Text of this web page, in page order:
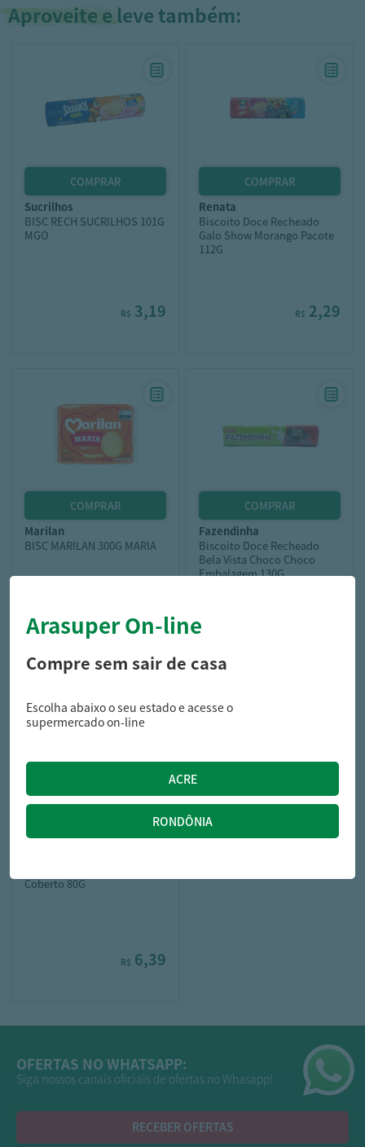
Aproveite e leve também:
sucrilhos
BISC RECH SUCRILHOS 101G
MGO
R$ 3,19
renata
Biscoito Doce Recheado
Galo Show Morango Pacote
112G
R$ 2,29
marilan
BISC MARILAN 300G MARIA
R$ 6,59
fazendinha
Biscoito Doce Recheado
Bela Vista Choco Choco
Embalagem 130G
Coberto 80G
R$ 6,39
OFERTAS NO WHATSAPP:
Siga nossos canais oficiais de ofertas no Whasapp!
RECEBER OFERTAS
Arasuper On-line
Compre sem sair de casa
Escolha abaixo o seu estado e acesse o
supermercado on-line